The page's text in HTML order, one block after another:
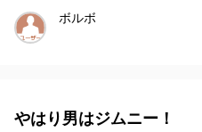
ボルボ
やはり男はジムニー！